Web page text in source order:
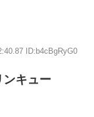
ID:b4cBgRyG0
ンキュー